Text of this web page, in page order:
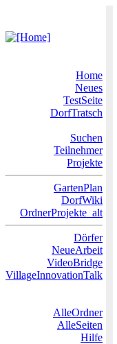
Home
Neues
TestSeite
DorfTratsch
Suchen
Teilnehmer
Projekte
GartenPlan
DorfWiki
OrdnerProjekte_alt
Dörfer
NeueArbeit
VideoBridge
VillageInnovationTalk
AlleOrdner
AlleSeiten
Hilfe